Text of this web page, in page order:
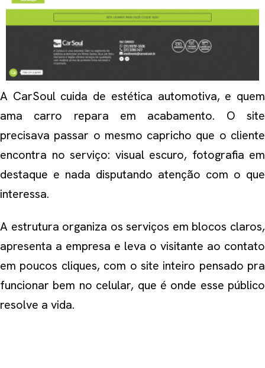
A CarSoul cuida de estética automotiva, e quem
ama carro repara em acabamento. O site
precisava passar o mesmo capricho que o cliente
encontra no serviço: visual escuro, fotografia em
destaque e nada disputando atenção com o que
interessa.
A estrutura organiza os serviços em blocos claros,
apresenta a empresa e leva o visitante ao contato
em poucos cliques, com o site inteiro pensado pra
funcionar bem no celular, que é onde esse público
resolve a vida.